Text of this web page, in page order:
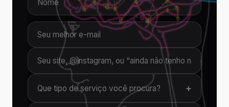
Que tipo de serviço você procura? +